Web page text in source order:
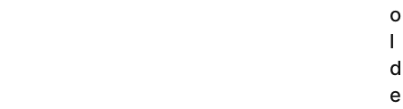
o
l
d
e